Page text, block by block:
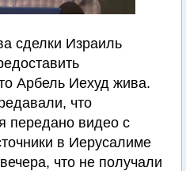
сделки Израиль
Арбель Иехуд жива.
что
передано видео с
в Иерусалиме
что не получали